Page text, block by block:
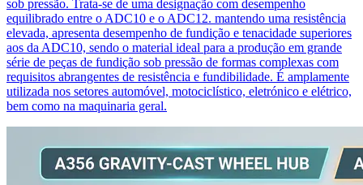
sob pressão. Trata-se de uma designação com desempenho
equilibrado entre o ADC10 e o ADC12. mantendo uma resistência
elevada, apresenta desempenho de fundição e tenacidade superiores
aos da ADC10, sendo o material ideal para a produção em grande
série de peças de fundição sob pressão de formas complexas com
requisitos abrangentes de resistência e fundibilidade. É amplamente
utilizada nos setores automóvel, motociclístico, eletrónico e elétrico,
bem como na maquinaria geral.